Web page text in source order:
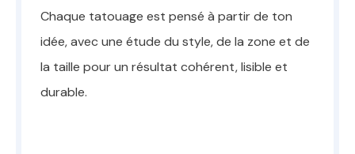
Chaque tatouage est pensé à partir de ton
idée, avec une étude du style, de la zone et de
la taille pour un résultat cohérent, lisible et
durable.